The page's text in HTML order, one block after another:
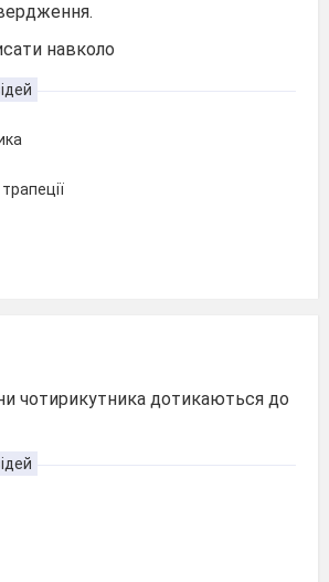
навколо
чотирикутника дотикаються до